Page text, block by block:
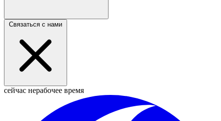
Связаться с нами
сейчас нерабочее время